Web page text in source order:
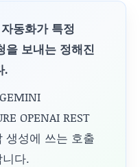
동화가 특정
을 보내는 정해진
.
OPENAI REST
생성에 쓰는 호출
다.